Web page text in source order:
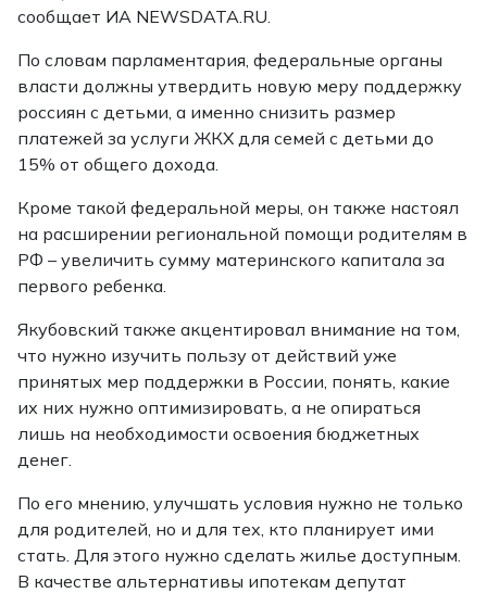
сообщает ИА NEWSDATA.RU.
По словам парламентария, федеральные органы
власти должны утвердить новую меру поддержку
россиян с детьми, а именно снизить размер
платежей за услуги ЖКХ для семей с детьми до
15% от общего дохода.
Кроме такой федеральной меры, он также настоял
на расширении региональной помощи родителям в
РФ – увеличить сумму материнского капитала за
первого ребенка.
Якубовский также акцентировал внимание на том,
что нужно изучить пользу от действий уже
принятых мер поддержки в России, понять, какие
их них нужно оптимизировать, а не опираться
лишь на необходимости освоения бюджетных
денег.
По его мнению, улучшать условия нужно не только
для родителей, но и для тех, кто планирует ими
стать. Для этого нужно сделать жилье доступным.
В качестве альтернативы ипотекам депутат